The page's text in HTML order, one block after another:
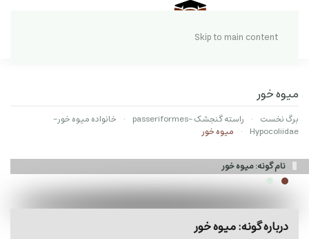
Skip to main content
میوه خور
برگ نخست راسته گنجشک -passeriformes
خانواده میوه خور-
Hypocoliidae
میوه خور
نام گونه: میوه خور
درباره گونه: میوه خور